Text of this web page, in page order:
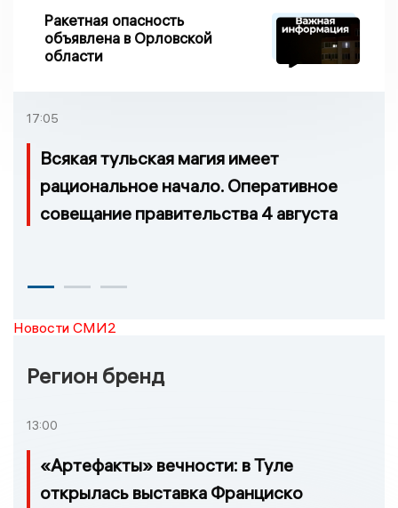
Ракетная опасность
объявлена в Орловской
области
17:05
Всякая тульская магия имеет
рациональное начало. Оперативное
совещание правительства 4 августа
Новости СМИ2
Регион бренд
13:00
«Артефакты» вечности: в Туле
открылась выставка Франциско